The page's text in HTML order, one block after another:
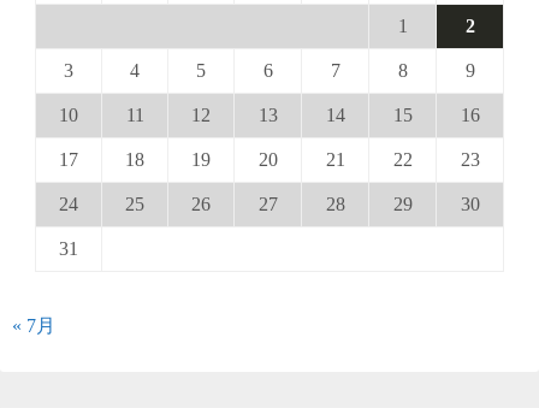
1 2
3 4 5 6 7 8 9
10 11 12 13 14 15 16
17 18 19 20 21 22 23
24 25 26 27 28 29 30
31
« 7月